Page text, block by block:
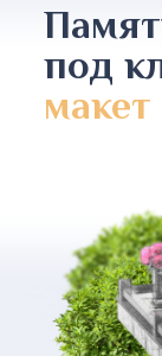
под